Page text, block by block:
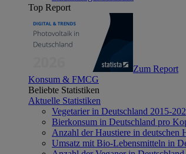
Top Report
Zum Report
Konsum & FMCG
Beliebte Statistiken
Aktuelle Statistiken
Vegetarier in Deutschland 2015-
Bierkonsum in Deutschland pro
Anzahl der Haustiere in deutschen
Umsatz mit Bio-Lebensmitteln in